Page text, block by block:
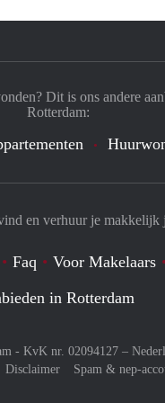
en verhuur je makkelijk
Faq Voor Makelaars
in Rotterdam
- KvK nr. 02094127 –
Disclaimer
Spam & nep-
Dit is ons andere
Rotterdam: